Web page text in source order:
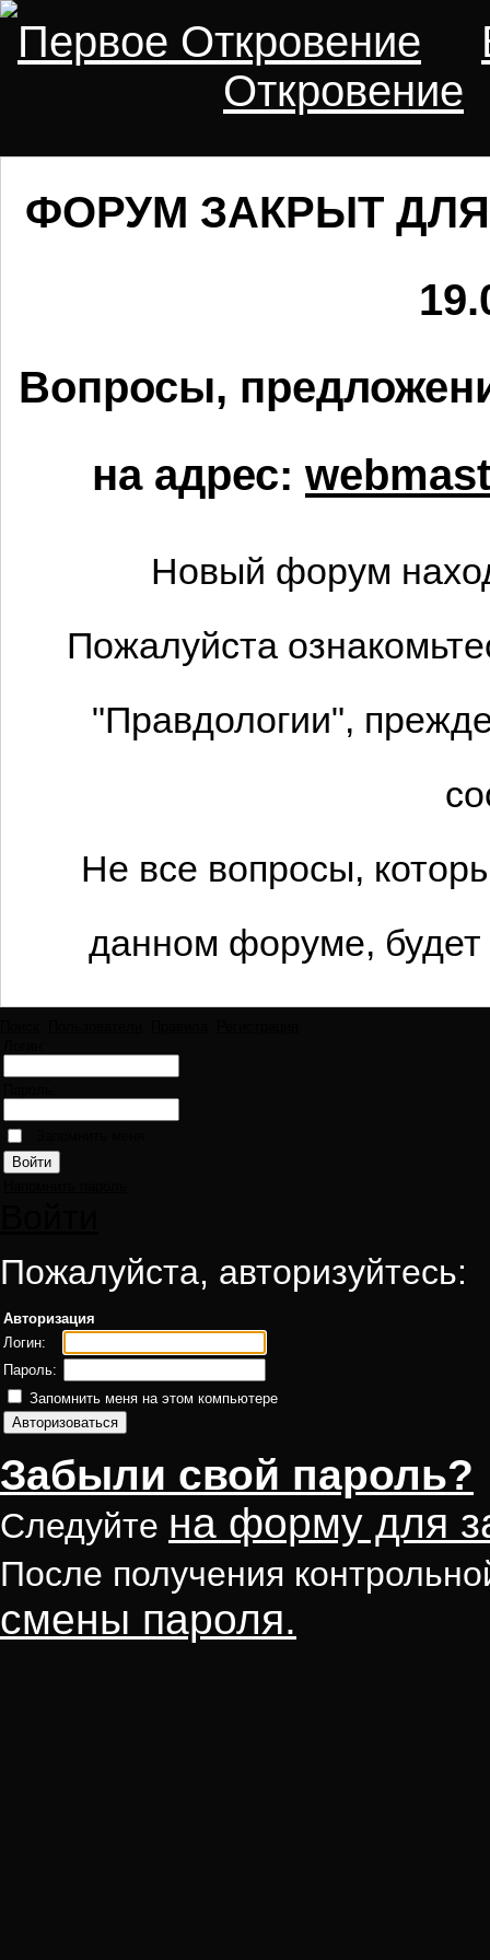
Первое Откровение
Откровение
ФОРУМ ЗАКРЫТ
Вопросы,
на адрес:
Новый форум
Пожалуйста
"Правдологии",
Не все вопросы,
данном форуме,
Пожалуйста, авторизуйтесь:
Авторизация
Логин:
Пароль:
Запомнить меня на этом компьютере
Забыли свой пароль?
Следуйте на форму для
После получения
смены пароля.